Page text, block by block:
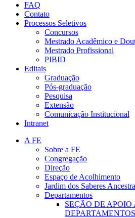
FAQ
Contato
Processos Seletivos
Concursos
Mestrado Acadêmico e
Mestrado Profissional
PIBID
Editais
Graduação
Pós-graduação
Pesquisa
Extensão
Comunicação Institucional
Intranet
A FE
Sobre a FE
Congregação
Direção
Espaço de Acolhimento
Jardim dos Saberes
Departamentos
SEÇÃO DE APOIO
DEPARTAMENTOS